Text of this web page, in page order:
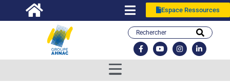
Espace Ressources